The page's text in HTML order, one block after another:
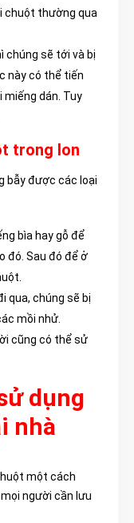
chuột thường qua
chúng sẽ tới và bị
này có thể tiến
miếng dán. Tuy
trong lon
bẫy được các loại
bìa hay gỗ để
đó. Sau đó để ở
qua, chúng sẽ bị
mồi nhử.
cũng có thể sử
dụng
nhà
một cách
người cần lưu